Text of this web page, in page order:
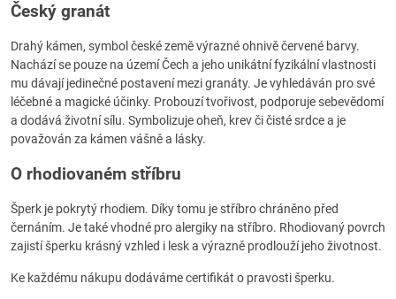
Český granát
Drahý kámen, symbol české země výrazné ohnivě červené barvy.
Nachází se pouze na území Čech a jeho unikátní fyzikální vlastnosti
mu dávají jedinečné postavení mezi granáty. Je vyhledáván pro své
léčebné a magické účinky. Probouzí tvořivost, podporuje sebevědomí
a dodává životní sílu. Symbolizuje oheň, krev či čisté srdce a je
považován za kámen vášně a lásky.
O rhodiovaném stříbru
Šperk je pokrytý rhodiem. Díky tomu je stříbro chráněno před
černáním. Je také vhodné pro alergiky na stříbro. Rhodiovaný povrch
zajistí šperku krásný vzhled i lesk a výrazně prodlouží jeho životnost.
Ke každému nákupu dodáváme certifikát o pravosti šperku.